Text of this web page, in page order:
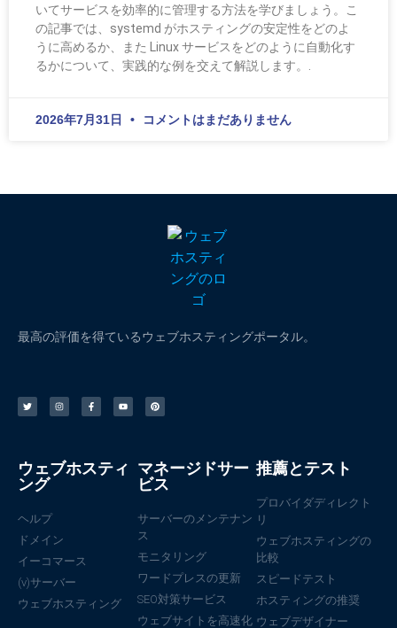
いてサービスを効率的に管理する方法を学びましょう。こ
の記事では、systemd がホスティングの安定性をどのよ
うに高めるか、また Linux サービスをどのように自動化す
るかについて、実践的な例を交えて解説します。.
2026年7月31日 コメントはまだありません
最高の評価を得ているウェブホスティングポータル。
ウェブホスティ
ング
ヘルプ
ドメイン
イーコマース
(v)サーバー
ウェブホスティング
マネージドサー
ビス
サーバーのメンテナン
ス
モニタリング
ワードプレスの更新
SEO対策サービス
ウェブサイトを高速化
推薦とテスト
プロバイダディレクト
リ
ウェブホスティングの
比較
スピードテスト
ホスティングの推奨
ウェブデザイナー